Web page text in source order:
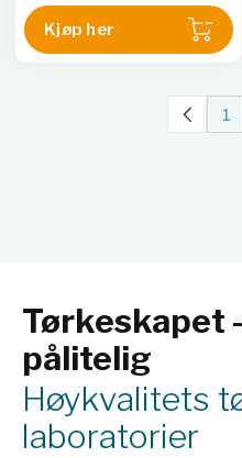
Kjøp her
1
Tørkeskapet
pålitelig
Høykvalitets
laboratorier